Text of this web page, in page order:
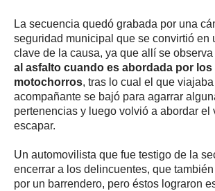
La secuencia quedó grabada por una
seguridad municipal que se convirtió en
clave de la causa, ya que allí se
al asfalto cuando es abordada por los
motochorros, tras lo cual el que
acompañante se bajó para agarrar
pertenencias y luego volvió a abordar el
escapar.
Un automovilista que fue testigo de la
encerrar a los delincuentes, que
por un barrendero, pero éstos lograron